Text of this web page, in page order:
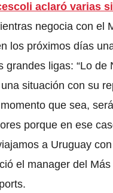
aclaró varias
negocia con el
los próximos días
grandes ligas: “Lo
situación con su
que sea,
porque en ese
a Uruguay
el manager del